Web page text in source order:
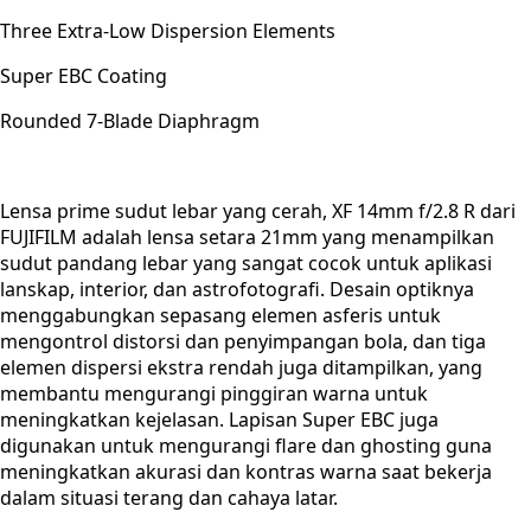
Three Extra-Low Dispersion Elements
Super EBC Coating
Rounded 7-Blade Diaphragm
Lensa prime sudut lebar yang cerah, XF 14mm f/2.8 R dari
FUJIFILM adalah lensa setara 21mm yang menampilkan
sudut pandang lebar yang sangat cocok untuk aplikasi
lanskap, interior, dan astrofotografi. Desain optiknya
menggabungkan sepasang elemen asferis untuk
mengontrol distorsi dan penyimpangan bola, dan tiga
elemen dispersi ekstra rendah juga ditampilkan, yang
membantu mengurangi pinggiran warna untuk
meningkatkan kejelasan. Lapisan Super EBC juga
digunakan untuk mengurangi flare dan ghosting guna
meningkatkan akurasi dan kontras warna saat bekerja
dalam situasi terang dan cahaya latar.